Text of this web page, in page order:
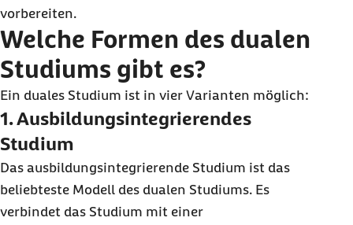
vorbereiten.
Welche Formen des dualen
Studiums gibt es?
Ein duales Studium ist in vier Varianten möglich:
1. Ausbildungsintegrierendes
Studium
Das ausbildungsintegrierende Studium ist das
beliebteste Modell des dualen Studiums. Es
verbindet das Studium mit einer